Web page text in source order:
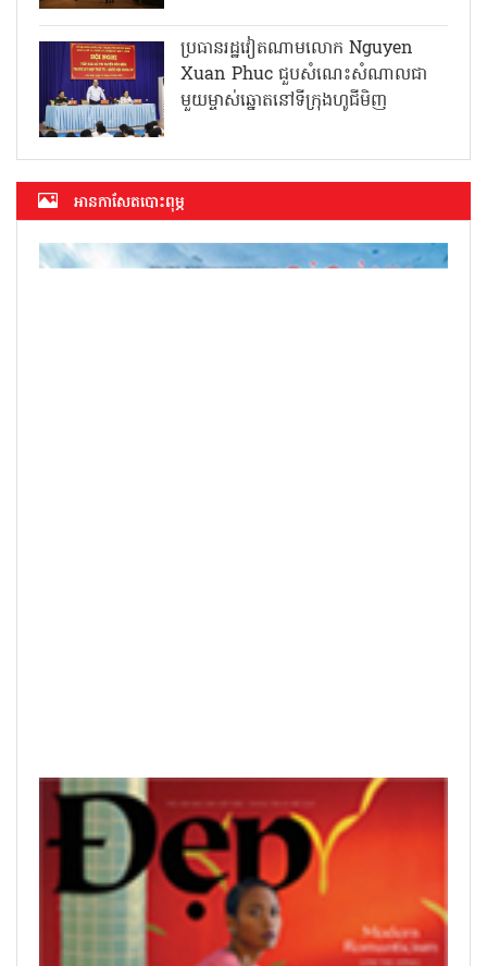
ប្រធានរដ្ឋវៀតណាមលោក Nguyen
Xuan Phuc ជួបសំណេះសំណាលជា
មួយម្ចាស់ឆ្នោតនៅទីក្រុងហូជីមិញ
អាន​កាសែត​បោះពុម្ភ